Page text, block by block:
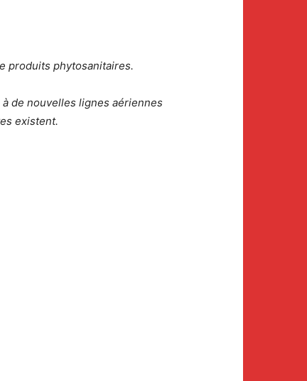
produits phytosanitaires.
de nouvelles lignes aériennes
existent.